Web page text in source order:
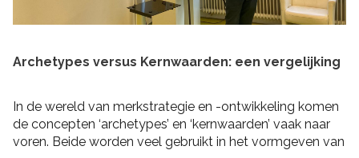
Archetypes versus Kernwaarden: een vergelijking
In de wereld van merkstrategie en -ontwikkeling komen
de concepten ‘archetypes’ en ‘kernwaarden’ vaak naar
voren. Beide worden veel gebruikt in het vormgeven van